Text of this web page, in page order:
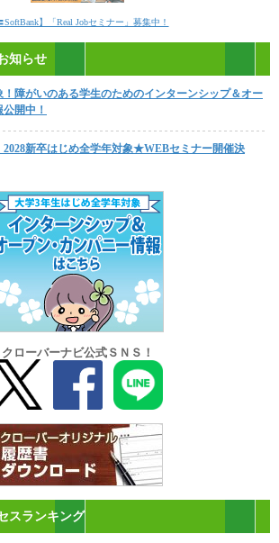
SoftBank】「Real Jobセミナー」募集中！
知らせ
！障がいのある学生のためのインターンシップ＆オー
開中！
2028新卒はじめ全学年対象★WEBセミナー開催決
クローバーナビ公式ＳＮＳ！
スランキング